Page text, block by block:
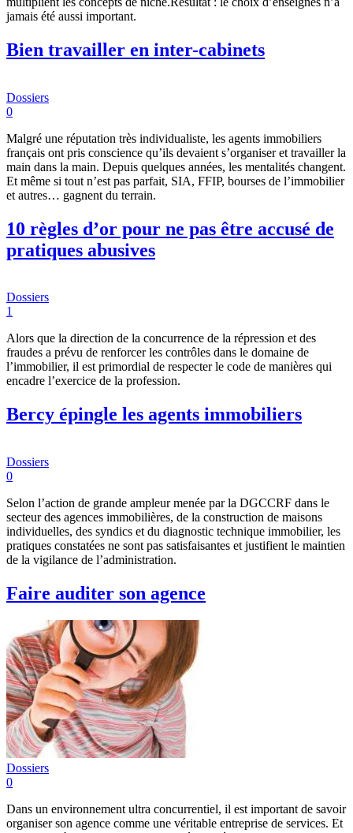
jamais été aussi important.
Bien travailler en inter-cabinets
Dossiers
0
Malgré une réputation très individualiste, les agents immobiliers
français ont pris conscience qu’ils devaient s’organiser et travailler la
main dans la main. Depuis quelques années, les mentalités changent.
Et même si tout n’est pas parfait, SIA, FFIP, bourses de l’immobilier
et autres… gagnent du terrain.
10 règles d’or pour ne pas être accusé de
pratiques abusives
Dossiers
1
Alors que la direction de la concurrence de la répression et des
fraudes a prévu de renforcer les contrôles dans le domaine de
l’immobilier, il est primordial de respecter le code de manières qui
encadre l’exercice de la profession.
Bercy épingle les agents immobiliers
Dossiers
0
Selon l’action de grande ampleur menée par la DGCCRF dans le
secteur des agences immobilières, de la construction de maisons
individuelles, des syndics et du diagnostic technique immobilier, les
pratiques constatées ne sont pas satisfaisantes et justifient le maintien
de la vigilance de l’administration.
Faire auditer son agence
Dossiers
0
Dans un environnement ultra concurrentiel, il est important de savoir
organiser son agence comme une véritable entreprise de services. Et